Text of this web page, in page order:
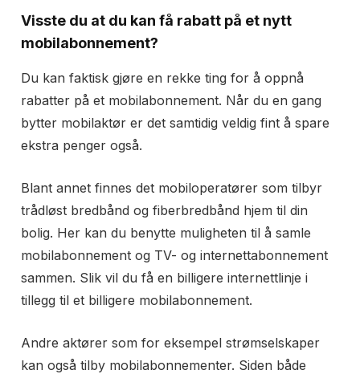
Visste du at du kan få rabatt på et nytt
mobilabonnement?
Du kan faktisk gjøre en rekke ting for å oppnå
rabatter på et mobilabonnement. Når du en gang
bytter mobilaktør er det samtidig veldig fint å spare
ekstra penger også.
Blant annet finnes det mobiloperatører som tilbyr
trådløst bredbånd og fiberbredbånd hjem til din
bolig. Her kan du benytte muligheten til å samle
mobilabonnement og TV- og internettabonnement
sammen. Slik vil du få en billigere internettlinje i
tillegg til et billigere mobilabonnement.
Andre aktører som for eksempel strømselskaper
kan også tilby mobilabonnementer. Siden både